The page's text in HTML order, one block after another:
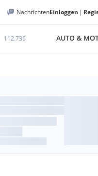
NachrichtenEinloggen |
112.736 AUTO &